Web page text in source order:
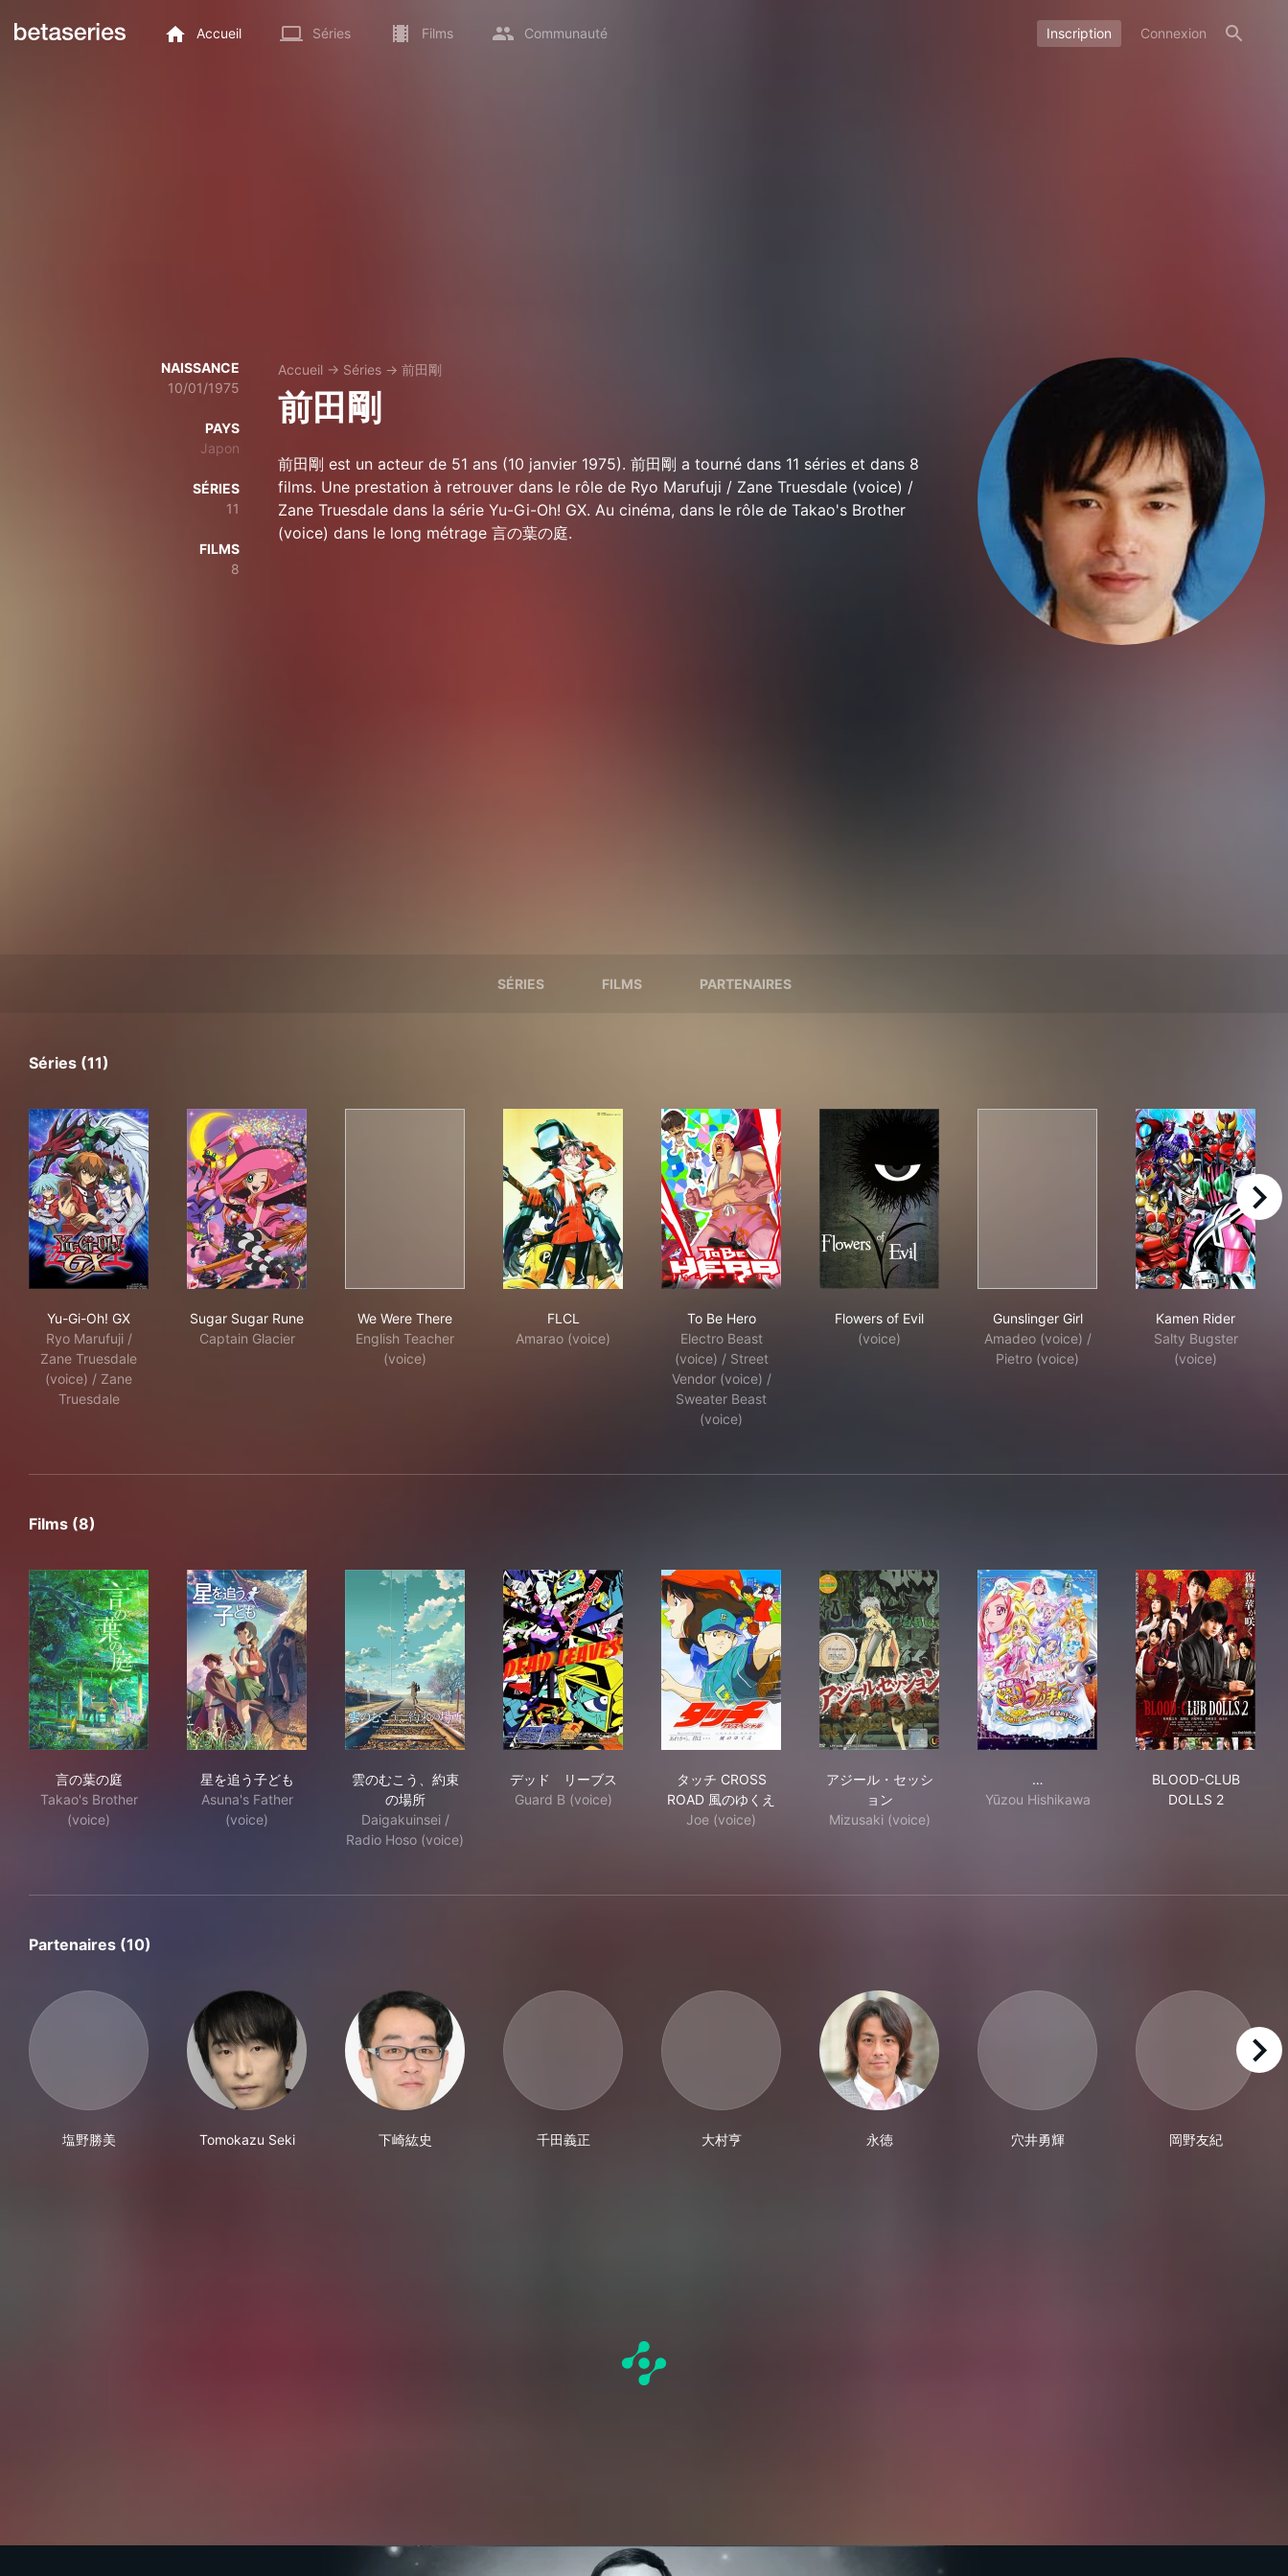
Accueil Séries Films Communauté Inscription Connexion
NAISSANCE
10/01/1975
PAYS
Japon
SÉRIES
11
FILMS
8
Accueil → Séries → 前田剛
前田剛
前田剛 est un acteur de 51 ans (10 janvier 1975). 前田剛 a tourné dans 11 séries et dans 8
films. Une prestation à retrouver dans le rôle de Ryo Marufuji / Zane Truesdale (voice) /
Zane Truesdale dans la série Yu-Gi-Oh! GX. Au cinéma, dans le rôle de Takao's Brother
(voice) dans le long métrage 言の葉の庭.
SÉRIES FILMS PARTENAIRES
Séries (11)
Yu-Gi-Oh! GX
Ryo Marufuji /
Zane Truesdale
(voice) / Zane
Truesdale
Sugar Sugar Rune
Captain Glacier
We Were There
English Teacher
(voice)
FLCL
Amarao (voice)
To Be Hero
Electro Beast
(voice) / Street
Vendor (voice) /
Sweater Beast
(voice)
Flowers of Evil
(voice)
Gunslinger Girl
Amadeo (voice) /
Pietro (voice)
Kamen Rider
Salty Bugster
(voice)
right
Films (8)
言の葉の庭
Takao's Brother
(voice)
星を追う子ども
Asuna's Father
(voice)
雲のむこう、約束
の場所
Daigakuinsei /
Radio Hoso (voice)
デッド リーブス
Guard B (voice)
タッチ CROSS
ROAD 風のゆくえ
Joe (voice)
アジール・セッシ
ョン
Mizusaki (voice)
…
Yūzou Hishikawa
BLOOD-CLUB
DOLLS 2
Partenaires (10)
塩野勝美 Tomokazu Seki 下崎紘史 千田義正 大村亨 永徳 穴井勇輝 岡野友紀
right